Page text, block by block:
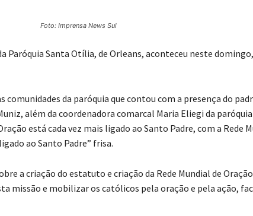
Foto: Imprensa News Sul
Paróquia Santa Otília, de Orleans, aconteceu neste
da paróquia que contou com a presença do
além da coordenadora comarcal Maria Eliegi da
está cada vez mais ligado ao Santo Padre, com a Rede
ao Santo Padre” frisa.
a criação do estatuto e criação da Rede Mundial de
missão e mobilizar os católicos pela oração e pela ação,